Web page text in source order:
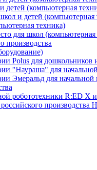
детей (компьютерная
и детей (компьютерная
техника)
для школ
производства
Polus для дошкольников
"Наураша" для
Эмеральд для
робототехники R:ED X